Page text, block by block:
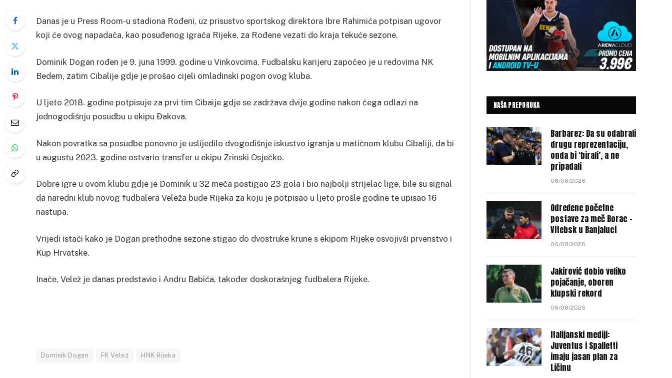
Danas je u Press Room-u stadiona Rođeni, uz prisustvo sportskog direktora Ibre Rahimića potpisan ugovor
koji će ovog napadača, kao posuđenog igrača Rijeke, za Rođene vezati do kraja tekuće sezone.
Dominik Dogan rođen je 9. juna 1999. godine u Vinkovcima. Fudbalsku karijeru započeo je u redovima NK
Bedem, zatim Cibalije gdje je prošao cijeli omladinski pogon ovog kluba.
U ljeto 2018. godine potpisuje za prvi tim Cibaije gdje se zadržava dvije godine nakon čega odlazi na
jednogodišnju posudbu u ekipu Đakova.
Nakon povratka sa posudbe ponovno je uslijedilo dvogodišnje iskustvo igranja u matičnom klubu Cibaliji, da bi
u augustu 2023. godine ostvario transfer u ekipu Zrinski Osječko.
Dobre igre u ovom klubu gdje je Dominik u 32 meča postigao 23 gola i bio najbolji strijelac lige, bile su signal
da naredni klub novog fudbalera Veleža bude Rijeka za koju je potpisao u ljeto prošle godine te upisao 16
nastupa.
Vrijedi istaći kako je Dogan prethodne sezone stigao do dvostruke krune s ekipom Rijeke osvojivši prvenstvo i
Kup Hrvatske.
Inače, Velež je danas predstavio i Andru Babića, također doskorašnjeg fudbalera Rijeke.
Dominik Dogan FK Velež HNK Rijeka
NAŠA PREPORUKA
Barbarez: Da su odabrali
drugu reprezentaciju,
onda bi ‘birali’, a ne
pripadali
06/08/2026
Određene početne
postave za meč Borac –
Vitebsk u Banjaluci
06/08/2026
Jakirović dobio veliko
pojačanje, oboren
klupski rekord
06/08/2026
Italijanski mediji:
Juventus i Spalletti
imaju jasan plan za
Ličinu